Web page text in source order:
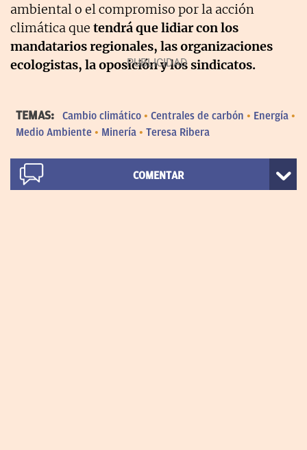
ambiental o el compromiso por la acción
climática que tendrá que lidiar con los
mandatarios regionales, las organizaciones
ecologistas, la oposición y los sindicatos.
TEMAS: Cambio climático Centrales de carbón
Energía
Medio Ambiente
Minería Teresa Ribera
COMENTAR